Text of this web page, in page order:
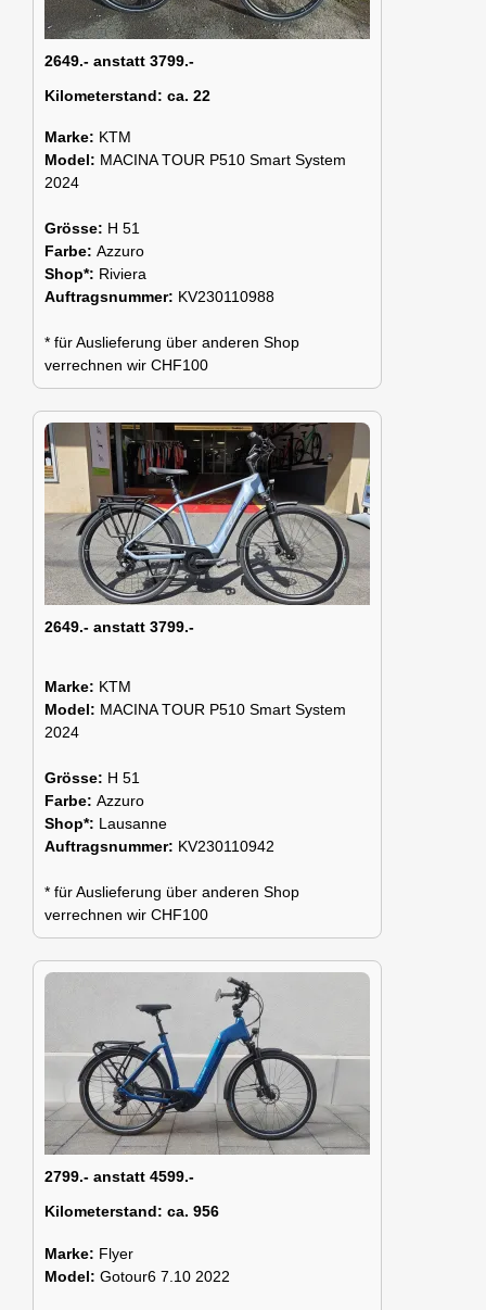
2649.- anstatt 3799.-
Kilometerstand: ca. 22
Marke: KTM
Model: MACINA TOUR P510 Smart System
2024
Grösse: H 51
Farbe: Azzuro
Shop*: Riviera
Auftragsnummer: KV230110988
* für Auslieferung über anderen Shop
verrechnen wir CHF100
2649.- anstatt 3799.-
Marke: KTM
Model: MACINA TOUR P510 Smart System
2024
Grösse: H 51
Farbe: Azzuro
Shop*: Lausanne
Auftragsnummer: KV230110942
* für Auslieferung über anderen Shop
verrechnen wir CHF100
2799.- anstatt 4599.-
Kilometerstand: ca. 956
Marke: Flyer
Model: Gotour6 7.10 2022